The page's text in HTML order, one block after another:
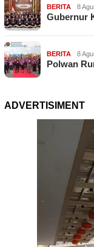
BERITA 8
Gubernur
BERITA 8
Polwan
ADVERTISIMENT